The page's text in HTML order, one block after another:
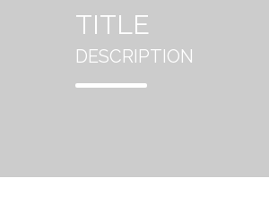
TITLE
DESCRIPTION